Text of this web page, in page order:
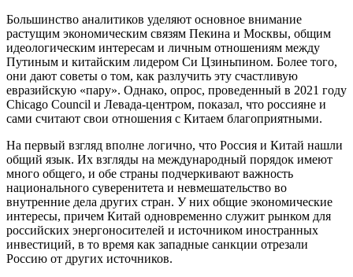
Большинство аналитиков уделяют основное внимание
растущим экономическим связям Пекина и Москвы, общим
идеологическим интересам и личным отношениям между
Путиным и китайским лидером Си Цзиньпином. Более того,
они дают советы о том, как разлучить эту счастливую
евразийскую «пару». Однако, опрос, проведенный в 2021 году
Chicago Council и Левада-центром, показал, что россияне и
сами считают свои отношения с Китаем благоприятными.
На первый взгляд вполне логично, что Россия и Китай нашли
общий язык. Их взгляды на международный порядок имеют
много общего, и обе страны подчеркивают важность
национального суверенитета и невмешательство во
внутренние дела других стран. У них общие экономические
интересы, причем Китай одновременно служит рынком для
российских энергоносителей и источником иностранных
инвестиций, в то время как западные санкции отрезали
Россию от других источников.